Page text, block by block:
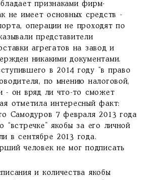
признаками фирм-
не имеет основных средств -
операции не проходят по
представители
агрегатов на завод и
никакими документами.
в 2014 году “в право
по мнению налоговой,
- он вряд ли что-то сможет
отметила интересный факт:
Самодуров 7 февраля 2013 года
“встречке” якобы за его личной
в сентябре 2013 года.
человек не мог подписать
и количества якобы